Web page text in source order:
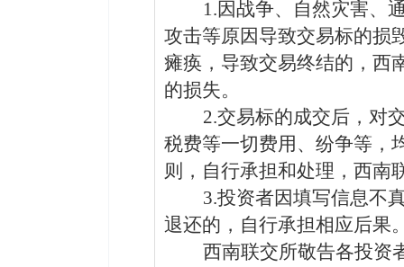
1.因战争、自然灾害、
攻击等原因导致交易标的损
瘫痪，导致交易终结的 ，西
的损失。
2.交易标的成交后，对
税费等一切费用、纷争等 ，
则 ， 自行承担和处理，西南
3.投资者因填写信息不
退还的，自行承担相应后果
西南联交所敬告各投资